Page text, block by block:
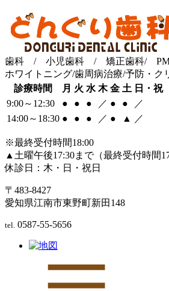
歯科 / 小児歯科 / 矯正歯科/
ホワイトニング/歯周病治療/予防・ク
診療時間
月 火 水 木 金 土 日・祝
9:00～12:30
● ● ● ／ ● ●
／
14:00～18:30 ● ● ● ／ ● ▲ ／
※最終受付時間18:00
▲土曜午後17:30まで（最終受付時間17
休診日：木・日・祝日
〒483-8427
愛知県江南市東野町新田148
tel. 0587-55-5656